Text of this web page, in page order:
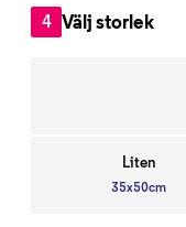
4 Välj storlek
Liten
35x50cm